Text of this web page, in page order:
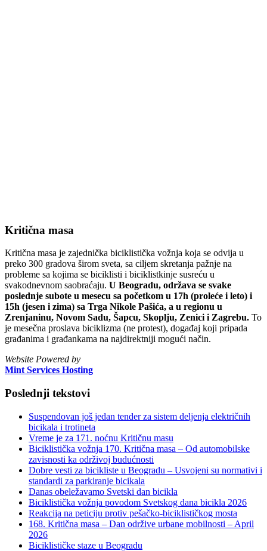
Kritična masa
Kritična masa je zajednička biciklistička vožnja koja se odvija u
preko 300 gradova širom sveta, sa ciljem skretanja pažnje na
probleme sa kojima se biciklisti i biciklistkinje susreću u
svakodnevnom saobraćaju. U Beogradu, održava se svake
poslednje subote u mesecu sa početkom u 17h (proleće i leto) i
15h (jesen i zima) sa Trga Nikole Pašića, a u regionu u
Zrenjaninu, Novom Sadu, Šapcu, Skoplju, Zenici i Zagrebu. To
je mesečna proslava biciklizma (ne protest), događaj koji pripada
građanima i građankama na najdirektniji mogući način.
Website Powered by
Mint Services Hosting
Poslednji tekstovi
Suspendovan još jedan tender za sistem deljenja električnih
bicikala i trotineta
Vreme je za 171. noćnu Kritičnu masu
Biciklistička vožnja 170. Kritična masa – Od automobilske
zavisnosti ka održivoj budućnosti
Dobre vesti za bicikliste u Beogradu – Usvojeni su normativi i
standardi za parkiranje bicikala
Danas obeležavamo Svetski dan bicikla
Biciklistička vožnja povodom Svetskog dana bicikla 2026
Reakcija na peticiju protiv pešačko-biciklističkog mosta
168. Kritična masa – Dan održive urbane mobilnosti – April
2026
Biciklističke staze u Beogradu